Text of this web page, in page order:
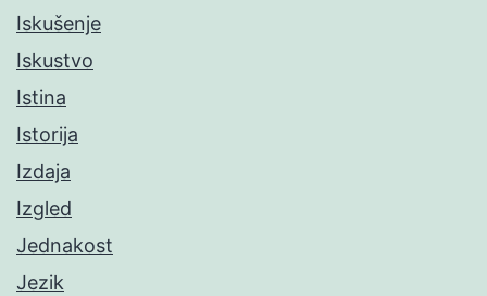
Iskušenje
Iskustvo
Istina
Istorija
Izdaja
Izgled
Jednakost
Jezik